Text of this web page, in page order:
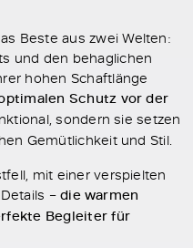
Beste aus zwei Welten:
und den behaglichen
hohen Schaftlänge
Schutz vor der
sondern sie setzen
Gemütlichkeit und Stil.
mit einer verspielten
–die warmen
Begleiter für